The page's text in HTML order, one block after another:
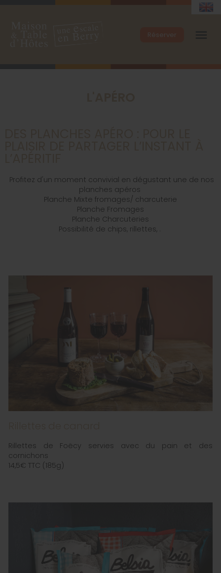
Réserver menu
Profitez d'un moment convivial en dégustant une de nos
planches apéros
Planche Mixte fromages/ charcuterie
Planche Fromages
Planche Charcuteries
Possibilité de chips, rillettes, .
Rillettes de Foëcy servies avec du pain et des
cornichons
14,5€ TTC (185g)